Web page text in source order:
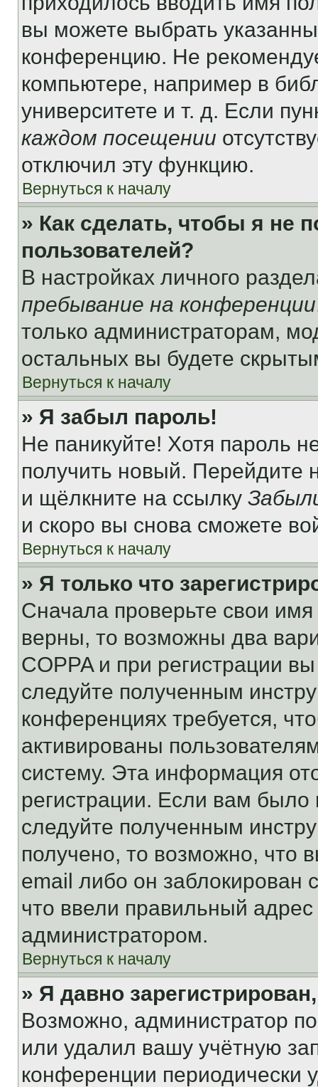
вы можете выбрать
конференцию. Не
компьютере, например в
университете и т. д. Если
каждом посещении
отключил эту функцию.
Вернуться к началу
» Как сделать, чтобы я не
пользователей?
В настройках личного
пребывание на конференции
только администраторам,
остальных вы будете
Вернуться к началу
» Я забыл пароль!
Не паникуйте! Хотя пароль
получить новый. Перейдите
и щёлкните на ссылку
и скоро вы снова сможете
Вернуться к началу
» Я только что
Сначала проверьте свои
верны, то возможны два
COPPA и при регистрации
следуйте полученным
конференциях требуется,
активированы
систему. Эта информация
регистрации. Если вам
следуйте полученным
получено, то возможно, что
email либо он
что ввели правильный адрес
администратором.
Вернуться к началу
» Я давно
Возможно, администратор
или удалил вашу учётную
конференции периодически